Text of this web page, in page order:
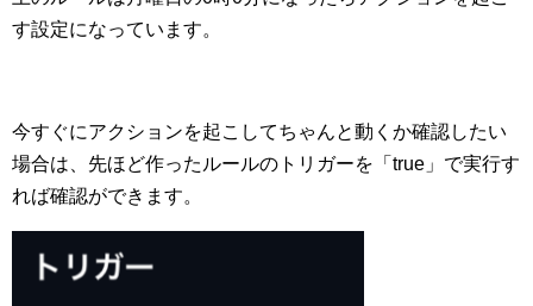
す設定になっています。
今すぐにアクションを起こしてちゃんと動くか確認したい
場合は、先ほど作ったルールのトリガーを「true」で実行す
れば確認ができます。